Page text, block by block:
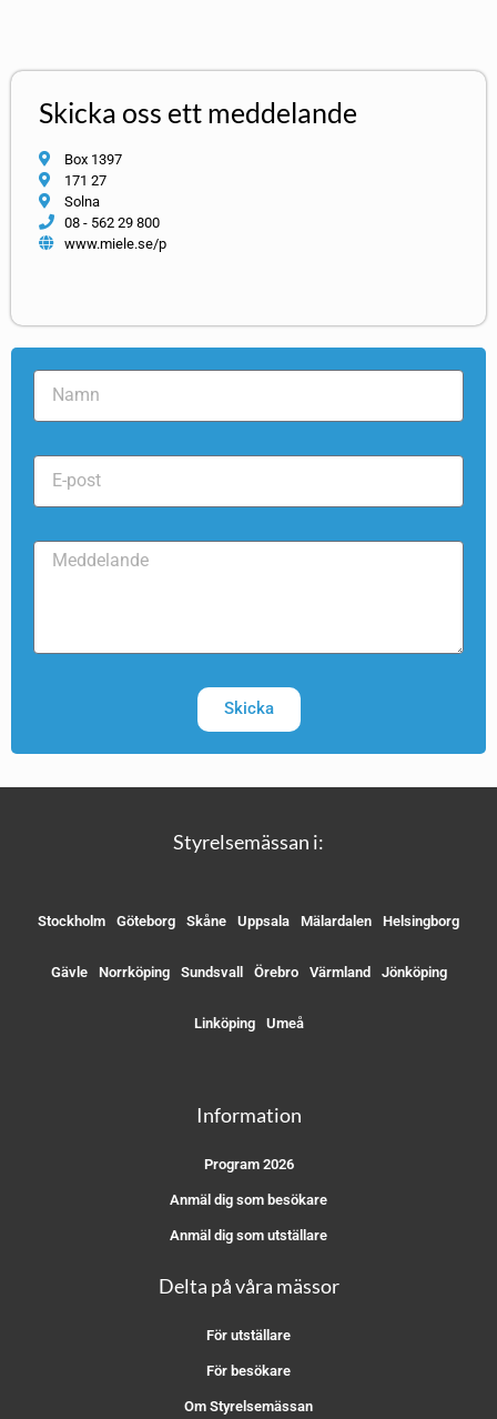
Skicka oss ett meddelande
Box 1397
171 27
Solna
08 - 562 29 800
www.miele.se/p
Skicka
Styrelsemässan i:
Stockholm Göteborg Skåne Uppsala Mälardalen Helsingborg
Gävle Norrköping Sundsvall Örebro Värmland Jönköping
Linköping Umeå
Information
Program 2026
Anmäl dig som besökare
Anmäl dig som utställare
Delta på våra mässor
För utställare
För besökare
Om Styrelsemässan